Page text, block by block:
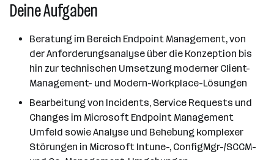
Deine Aufgaben
Beratung im Bereich Endpoint Management, von
der Anforderungsanalyse über die Konzeption bis
hin zur technischen Umsetzung moderner Client-
Management- und Modern-Workplace-Lösungen
Bearbeitung von Incidents, Service Requests und
Changes im Microsoft Endpoint Management
Umfeld sowie Analyse und Behebung komplexer
Störungen in Microsoft Intune-, ConfigMgr-/SCCM-